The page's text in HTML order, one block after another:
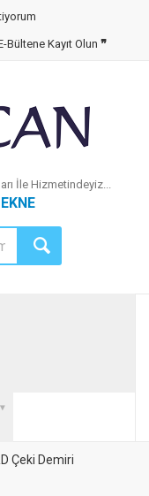
Kayıt Olun ❞
İle Hizmetindeyiz...
Çeki Demiri